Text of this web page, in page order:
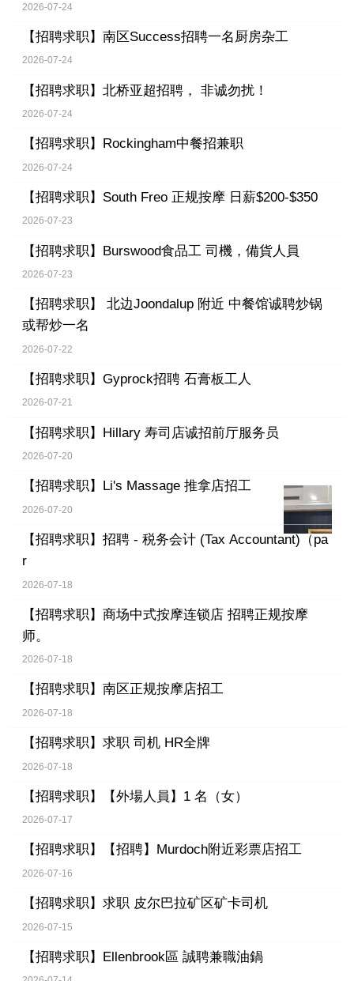
2026-07-24
【招聘求职】 南区Success招聘一名厨房杂工
2026-07-24
【招聘求职】 北桥亚超招聘， 非诚勿扰！
2026-07-24
【招聘求职】 Rockingham中餐招兼职
2026-07-24
【招聘求职】 South Freo 正规按摩 日薪$200-$350
2026-07-23
【招聘求职】 Burswood食品工 司機，備貨人員
2026-07-23
【招聘求职】
北边Joondalup 附近 中餐馆诚聘炒锅
或帮炒一名
2026-07-22
【招聘求职】 Gyprock招聘 石膏板工人
2026-07-21
【招聘求职】 Hillary 寿司店诚招前厅服务员
2026-07-20
【招聘求职】 Li's Massage 推拿店招工
2026-07-20
【招聘求职】 招聘 - 税务会计 (Tax Accountant)（pa
r
2026-07-18
【招聘求职】 商场中式按摩连锁店 招聘正规按摩
师。
2026-07-18
【招聘求职】 南区正规按摩店招工
2026-07-18
【招聘求职】 求职 司机 HR全牌
2026-07-18
【招聘求职】 【外場人員】1 名（女）
2026-07-17
【招聘求职】 【招聘】Murdoch附近彩票店招工
2026-07-16
【招聘求职】 求职 皮尔巴拉矿区矿卡司机
2026-07-15
【招聘求职】 Ellenbrook區 誠聘兼職油鍋